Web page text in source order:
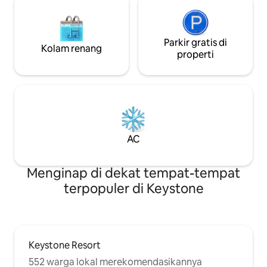
Kolam renang
Parkir gratis di
properti
AC
Menginap di dekat tempat-tempat
terpopuler di Keystone
Keystone Resort
552 warga lokal merekomendasikannya